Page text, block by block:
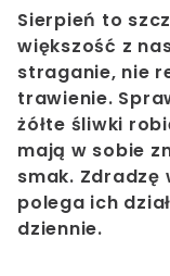
Sierpień to
większość z
straganie, nie
trawienie.
żółte śliwki
mają w sobie
smak. Zdradzę
polega ich
dziennie.